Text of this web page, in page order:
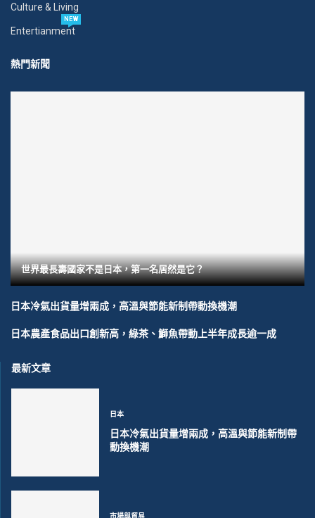
Culture & Living
Entertianment
NEW
熱門新聞
世界最長壽國家不是日本，第一名居然是它？
日本冷氣出貨量增兩成，高溫與節能新制帶動換機潮
日本農產食品出口創新高，綠茶、鰤魚帶動上半年成長逾一成
最新文章
日本
日本冷氣出貨量增兩成，高溫與節能新制帶
動換機潮
市場與貿易